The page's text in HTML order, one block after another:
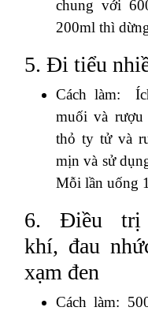
chung với
200ml thì
5. Đi tiểu
Cách làm:
muối và rượu
thỏ ty tử và
mịn và sử
Mỗi lần uống
6. Điều trị
khí, đau
xạm đen
Cách làm: